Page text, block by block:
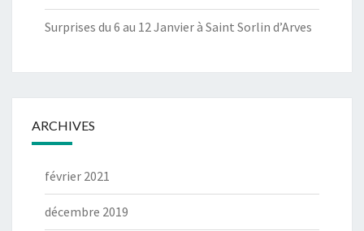
Surprises du 6 au 12 Janvier à Saint Sorlin d’Arves
ARCHIVES
février 2021
décembre 2019